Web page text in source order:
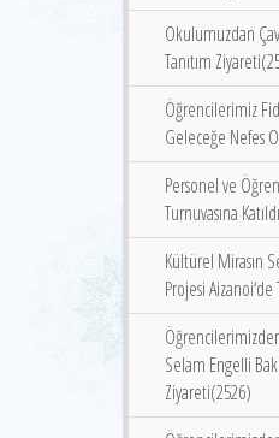
Okulumuzdan
Tanıtım
Öğrencilerimiz
Geleceğe Nefes
Personel ve
Turnuvasına
Kültürel Mirasın
Projesi
Selam Engelli
Ziyareti(2526)